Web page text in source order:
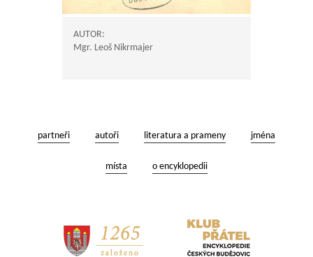
AUTOR:
Mgr. Leoš Nikrmajer
partneři autoři literatura a prameny jména
místa o encyklopedii